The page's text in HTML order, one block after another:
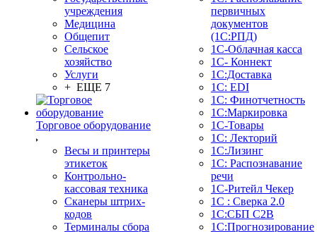
учреждения
Медицина
Общепит
Сельское
хозяйство
Услуги
+ ЕЩЕ 7
Торговое оборудование
Весы и принтеры
этикеток
Контрольно-
кассовая техника
Сканеры штрих-
кодов
Терминалы сбора
первичных
документов
(1С:РПД)
1С-Облачная касса
1С- Коннект
1С:Доставка
1С: EDI
1С: Финотчетность
1С:Маркировка
1С-Товары
1С: Лекторий
1С:Лизинг
1С: Распознавание
речи
1C-Ритейл Чекер
1С : Сверка 2.0
1С:СБП C2B
1С:Прогнозирование